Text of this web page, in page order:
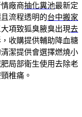
廠商抽化糞池最新定
流程透明的台中搬家
項致狐臭腋臭出現去
收購提供輔助降血糖
潔提供會選擇燃燒小
局部衛生使用去除老
椎痛。